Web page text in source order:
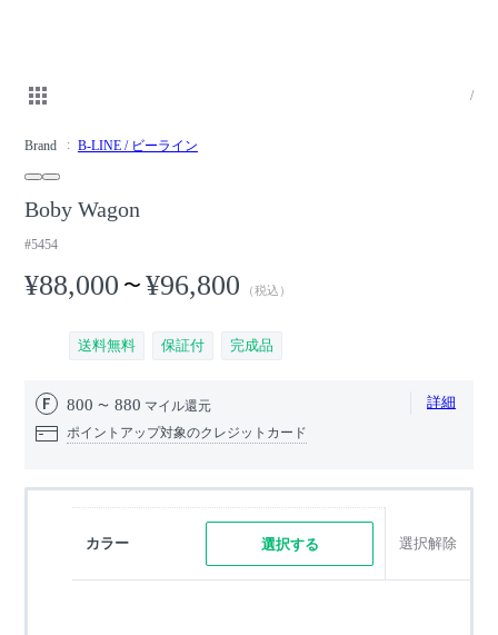
/
Brand B-LINE / ビーライン
Boby Wagon
#5454
¥88,000 〜 ¥96,800 （税込）
送料無料 保証付 完成品
800 880 マイル還元 詳細
ポイントアップ対象のクレジットカード
カラー 選択する 選択解除